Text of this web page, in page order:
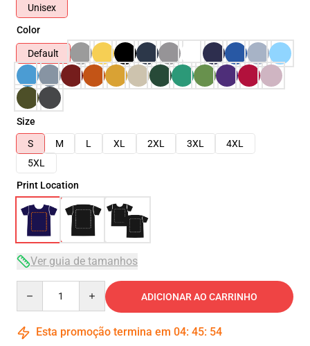
Unisex
Color
Default
Size
S
M L XL 2XL 3XL
4XL
5XL
Print Location
Ver guia de tamanhos
ADICIONAR AO CARRINHO
Esta promoção termina em 04: 45: 54